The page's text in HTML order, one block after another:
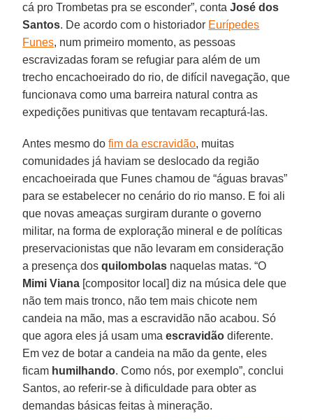
cá pro Trombetas pra se esconder”, contaJosé dos
Santos. De acordo com o historiador Eurípedes
Funes, num primeiro momento, as pessoas
escravizadas foram se refugiar para além de um
trecho encachoeirado do rio, de difícil navegação, que
funcionava como uma barreira natural contra as
expedições punitivas que tentavam recapturá-las.
Antes mesmo dofim da escravidão, muitas
comunidades já haviam se deslocado da região
encachoeirada que Funes chamou de “águas bravas”
para se estabelecer no cenário do rio manso. E foi ali
que novas ameaças surgiram durante o governo
militar, na forma de exploração mineral e de políticas
preservacionistas que não levaram em consideração
a presença dosquilombolas naquelas matas. “O
Mimi Viana [compositor local] diz na música dele que
não tem mais tronco, não tem mais chicote nem
candeia na mão, mas a escravidão não acabou. Só
que agora eles já usam umaescravidão diferente.
Em vez de botar a candeia na mão da gente, eles
ficam humilhando. Como nós, por exemplo”, conclui
Santos, ao referir-se à dificuldade para obter as
demandas básicas feitas à mineração.